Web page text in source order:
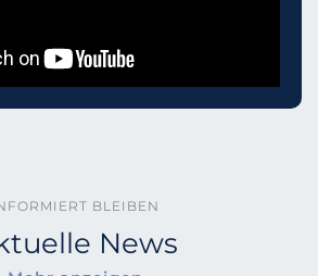
BLEIBEN
News